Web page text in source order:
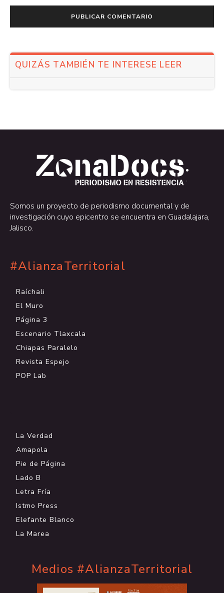
QUIZÁS TAMBIÉN TE INTERESE LEER
.
.
Somos un proyecto de periodismo documental y de
investigación cuyo epicentro se encuentra en Guadalajara,
Jalisco.
#AlianzaTerritorial
Raíchali
El Muro
Página 3
Escenario Tlaxcala
Chiapas Paralelo
Revista Espejo
POP Lab
La Verdad
Amapola
Pie de Página
Lado B
Letra Fría
Istmo Press
Elefante Blanco
La Marea
Medios #AlianzaTerritorial